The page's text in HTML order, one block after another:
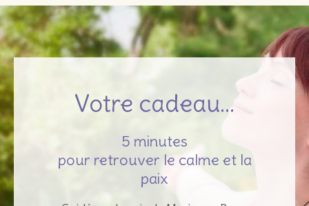
Votre cadeau…
5 minutes
pour retrouver le calme et la
paix